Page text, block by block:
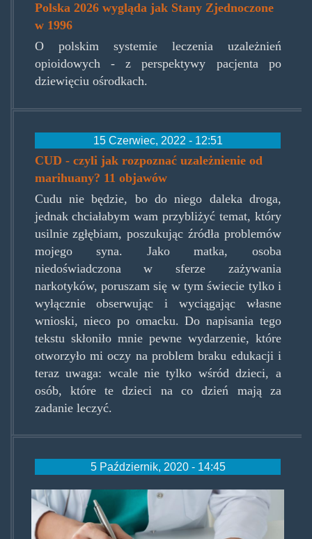
Polska 2026 wygląda jak Stany Zjednoczone
w 1996
O polskim systemie leczenia uzależnień
opioidowych - z perspektywy pacjenta po
dziewięciu ośrodkach.
15 Czerwiec, 2022 - 12:51
CUD - czyli jak rozpoznać uzależnienie od
marihuany? 11 objawów
Cudu nie będzie, bo do niego daleka droga,
jednak chciałabym wam przybliżyć temat, który
usilnie zgłębiam, poszukując źródła problemów
mojego syna. Jako matka, osoba
niedoświadczona w sferze zażywania
narkotyków, poruszam się w tym świecie tylko i
wyłącznie obserwując i wyciągając własne
wnioski, nieco po omacku. Do napisania tego
tekstu skłoniło mnie pewne wydarzenie, które
otworzyło mi oczy na problem braku edukacji i
teraz uwaga: wcale nie tylko wśród dzieci, a
osób, które te dzieci na co dzień mają za
zadanie leczyć.
5 Październik, 2020 - 14:45
opioinarecepte.jpg